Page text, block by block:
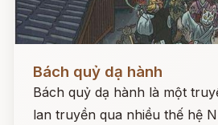
Bách quỷ dạ hành
Bách quỷ dạ hành là một
lan truyền qua nhiều thế hệ